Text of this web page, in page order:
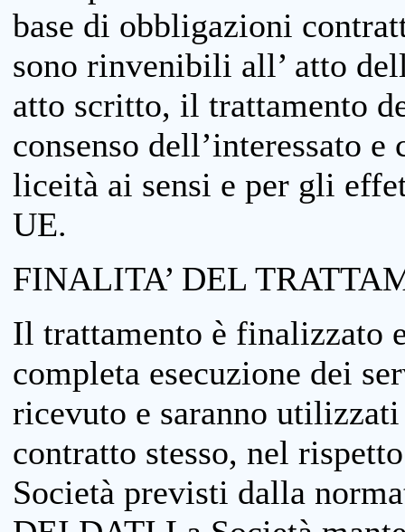
base di obbligazioni
sono rinvenibili all’ atto
atto scritto, il trattamento
consenso dell’interessato
liceità ai sensi e per gli
UE.
FINALITA’ DEL
Il trattamento è finalizzato
completa esecuzione dei
ricevuto e saranno
contratto stesso, nel
Società previsti dalla